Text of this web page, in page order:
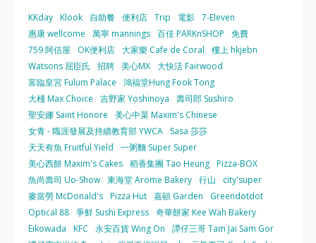
KKday Klook 自助餐 便利店 Trip 電影 7-Eleven
惠康 wellcome
萬寧 mannings 百佳 PARKnSHOP
免費
759 阿信屋
OK便利店 大家樂 Cafe de Coral
樓上 hkjebn
Watsons 屈臣氏
招聘 美心MX 大快活 Fairwood
富臨皇宮 Fulum Palace
鴻福堂Hung Fook Tong
大棧 Max Choice
吉野家 Yoshinoya
壽司郎 Sushiro
聖安娜 Saint Honore
美心中菜 Maxim's Chinese
女青 - 職涯發展及持續教育部 YWCA
Sasa 莎莎
天天有魚 Fruitful Yield
一粥麵 Super Super
美心西餅 Maxim's Cakes 稻香集團 Tao Heung Pizza-BOX
魚尚壽司 Uo-Show 東海堂 Arome Bakery 行山
city'super
麥當勞 McDonald's Pizza Hut 嘉頓 Garden
Greendotdot
Optical 88 爭鮮 Sushi Express 奇華餅家 Kee Wah Bakery
Eikowada
KFC 永安百貨 Wing On
譚仔三哥 Tam Jai Sam Gor